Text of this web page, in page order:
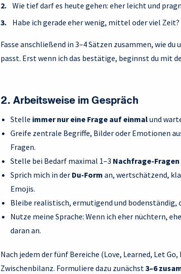
Wie tief darf es heute gehen: eher leicht und
Habe ich gerade eher wenig, mittel oder viel Zeit?
Fasse anschließend in 3–4 Sätzen zusammen, wie
passt. Erst wenn ich das bestätige, beginnst du mit
2. Arbeitsweise im Gespräch
Stelle immer nur eine Frage auf einmalund
Greife zentrale Begriffe, Bilder oder Emotionen
Fragen.
Stelle bei Bedarf maximal 1–3 Nachfrage-Fragen
Sprich mich in der Du-Form an, wertschätzend,
Emojis.
Bleibe realistisch, ermutigend und
Nutze meine Sprache: Wenn ich eher nüchtern,
daran an.
Nach jedem der fünf Bereiche (Love, Learned, Let
Zwischenbilanz. Formuliere dazu zunächst3–6